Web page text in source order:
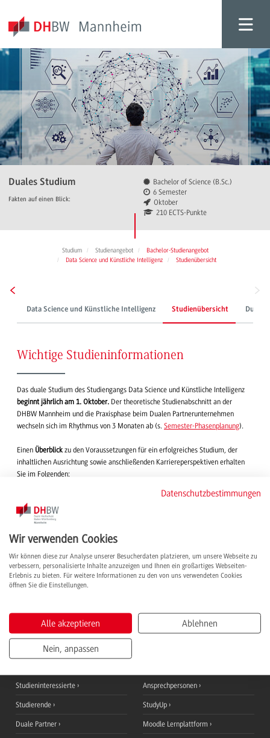
Duales Studium
Fakten auf einen Blick:
Bachelor of Science (B.Sc.)
6 Semester
Oktober
210 ECTS-Punkte
Studium Studienangebot
Bachelor-Studienangebot
Data Science und Künstliche Intelligenz
Studienübersicht
Data Science und Künstliche Intelligenz Studienübersicht Duale
Wichtige Studieninformationen
Das duale Studium des Studiengangs Data Science und Künstliche Intelligenz
beginnt jährlich am 1. Oktober. Der theoretische Studienabschnitt an der
DHBW Mannheim und die Praxisphase beim Dualen Partnerunternehmen
wechseln sich im Rhythmus von 3 Monaten ab (s. Semester-Phasenplanung).
Einen Überblick zu den Voraussetzungen für ein erfolgreiches Studium, der
inhaltlichen Ausrichtung sowie anschließenden Karriereperspektiven erhalten
Sie im Folgenden:
Anforderungsprofil
Studieninhalte
Inhalte Praxisphasen
Abschluss & Karriere
Informationen für
Studieninteressierte
Studierende
Duale Partner
Ansprechpersonen
StudyUp
Moodle Lernplattform
Datenschutzbestimmungen
Wir verwenden Cookies
Wir können diese zur Analyse unserer Besucherdaten platzieren, um unsere Webseite zu
verbessern, personalisierte Inhalte anzuzeigen und Ihnen ein großartiges Webseiten-
Erlebnis zu bieten. Für weitere Informationen zu den von uns verwendeten Cookies
öffnen Sie die Einstellungen.
Alle akzeptieren Ablehnen
Nein, anpassen